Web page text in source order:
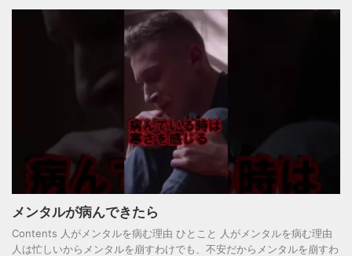
メンタルが病んできたら
Contents 人がメンタルを病む理由 ひとこと 人がメンタルを病む理由
人は忙しいからメンタルを崩すわけでも、不安だからメンタルを崩すわ